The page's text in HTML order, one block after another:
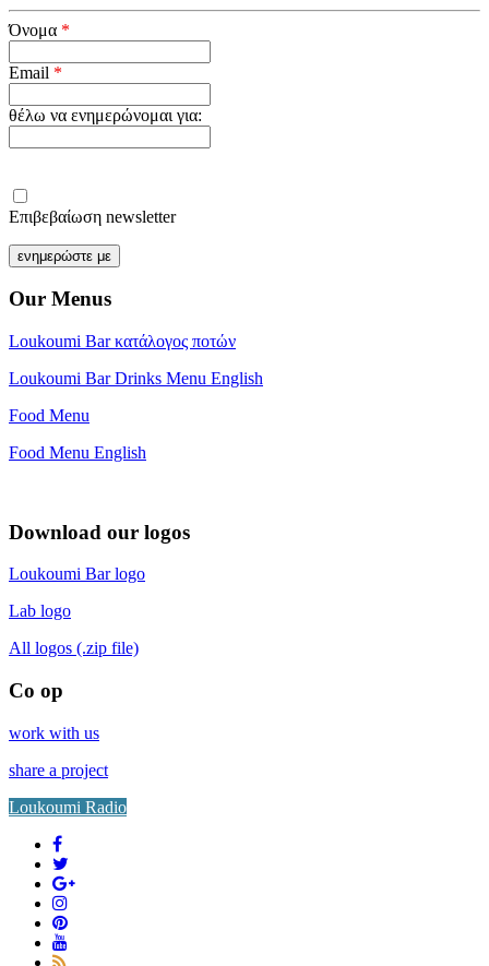
Όνομα *
Email *
θέλω να ενημερώνομαι για:
Επιβεβαίωση newsletter
Our Menus
Loukoumi Bar κατάλογος ποτών
Loukoumi Bar Drinks Menu English
Food Menu
Food Menu English
Download our logos
Loukoumi Bar logo
Lab logo
All logos (.zip file)
Co op
work with us
share a project
Loukoumi Radio